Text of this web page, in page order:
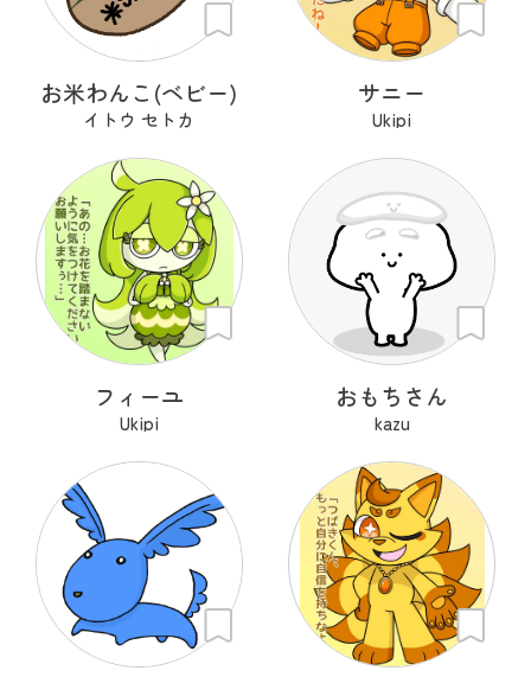
お米わんこ(ベビー)
イトウ セトカ
サニー
Ukipi
フィーユ
Ukipi
おもちさん
kazu